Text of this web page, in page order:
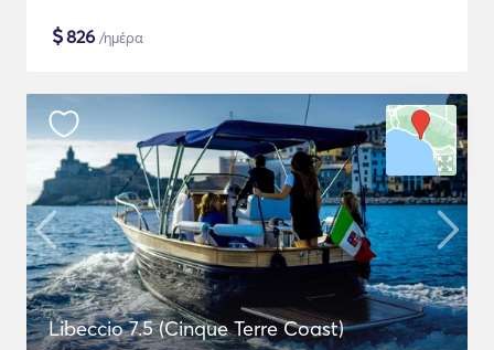
$826 /ημέρα
Libeccio 7.5 (Cinque Terre Coast)